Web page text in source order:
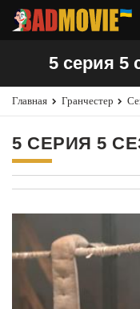
5 серия 5
Главная Гранчестер
5 СЕРИЯ 5